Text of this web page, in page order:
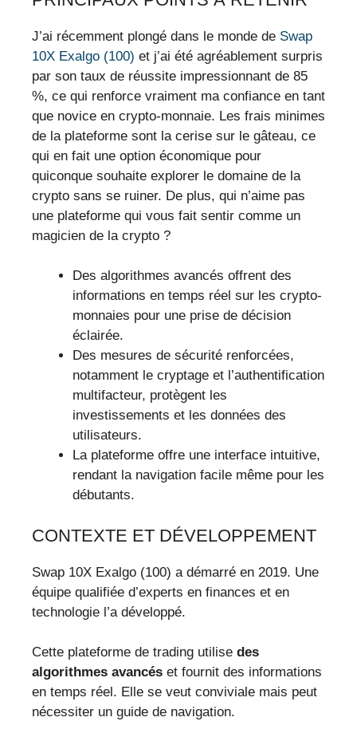
J’ai récemment plongé dans le monde de Swap
10X Exalgo (100) et j’ai été agréablement surpris
par son taux de réussite impressionnant de 85
%, ce qui renforce vraiment ma confiance en tant
que novice en crypto-monnaie. Les frais minimes
de la plateforme sont la cerise sur le gâteau, ce
qui en fait une option économique pour
quiconque souhaite explorer le domaine de la
crypto sans se ruiner. De plus, qui n’aime pas
une plateforme qui vous fait sentir comme un
magicien de la crypto ?
Des algorithmes avancés offrent des
informations en temps réel sur les crypto-
monnaies pour une prise de décision
éclairée.
Des mesures de sécurité renforcées,
notamment le cryptage et l’authentification
multifacteur, protègent les
investissements et les données des
utilisateurs.
La plateforme offre une interface intuitive,
rendant la navigation facile même pour les
débutants.
CONTEXTE ET DÉVELOPPEMENT
Swap 10X Exalgo (100) a démarré en 2019. Une
équipe qualifiée d’experts en finances et en
technologie l’a développé.
Cette plateforme de trading utilise des
algorithmes avancés et fournit des informations
en temps réel. Elle se veut conviviale mais peut
nécessiter un guide de navigation.